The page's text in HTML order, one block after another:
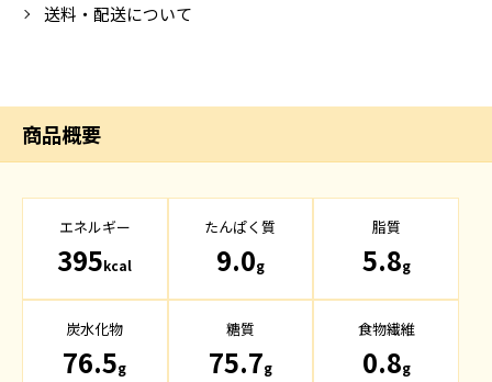
送料・配送について
商品概要
エネルギー
395kcal
たんぱく質
9.0g
脂質
5.8g
炭水化物
76.5g
糖質
75.7g
食物繊維
0.8g